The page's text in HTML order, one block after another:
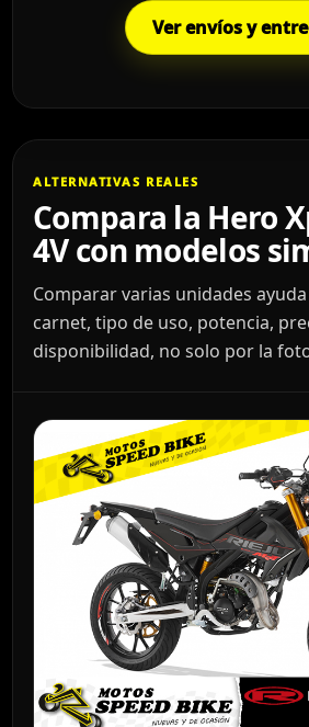
Ver envíos y
ALTERNATIVAS REALES
Compara la Hero
4V con modelos
Comparar varias unidades
carnet, tipo de uso, potencia,
disponibilidad, no solo por la